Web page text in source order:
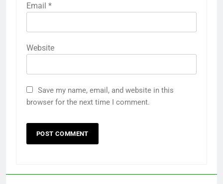
Email *
Website
Save my name, email, and website in this
browser for the next time I comment.